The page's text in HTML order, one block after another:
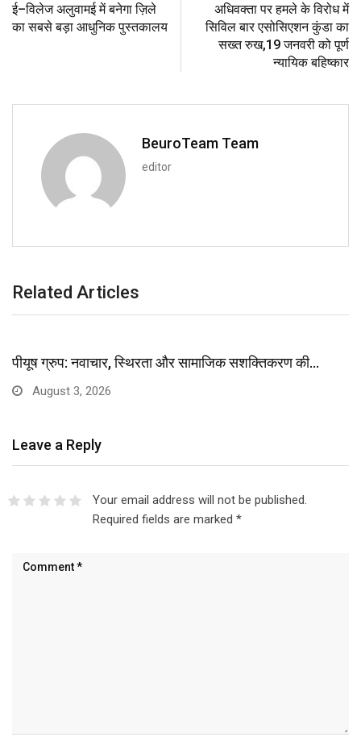
ई–विलेज अलुवामई में बनेगा ज़िले
का सबसे बड़ा आधुनिक पुस्तकालय
अधिवक्ता पर हमले के विरोध में
सिविल बार एसोसिएशन कुंडा का
सख्त रुख,19 जनवरी को पूर्ण
न्यायिक बहिष्कार
BeuroTeam Team
editor
Related Articles
पीयूष ग्रुप: नवाचार, स्थिरता और सामाजिक सशक्तिकरण की…
August 3, 2026
Leave a Reply
Your email address will not be published.
Required fields are marked *